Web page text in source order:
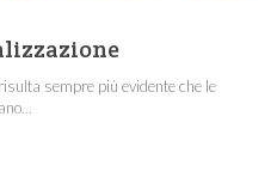
sempre più evidente che le